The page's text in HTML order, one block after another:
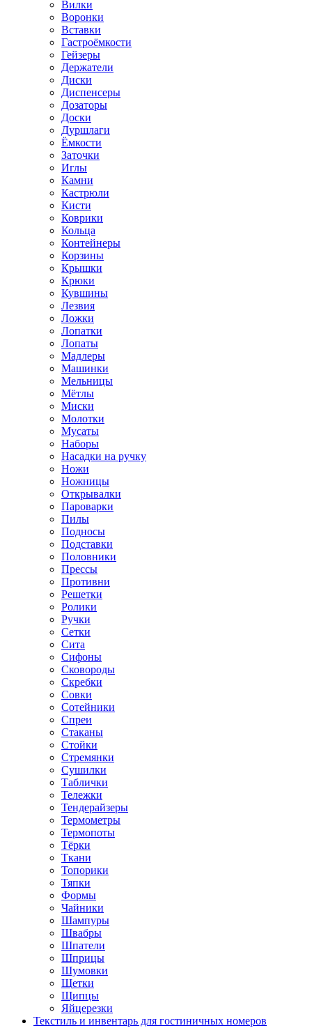
Вилки
Воронки
Вставки
Гастроёмкости
Гейзеры
Держатели
Диски
Диспенсеры
Дозаторы
Доски
Дуршлаги
Ёмкости
Заточки
Иглы
Камни
Кастрюли
Кисти
Коврики
Кольца
Контейнеры
Корзины
Крышки
Крюки
Кувшины
Лезвия
Ложки
Лопатки
Лопаты
Мадлеры
Машинки
Мельницы
Мётлы
Миски
Молотки
Мусаты
Наборы
Насадки на ручку
Ножи
Ножницы
Открывалки
Пароварки
Пилы
Подносы
Подставки
Половники
Прессы
Противни
Решетки
Ролики
Ручки
Сетки
Сита
Сифоны
Сковороды
Скребки
Совки
Сотейники
Спреи
Стаканы
Стойки
Стремянки
Сушилки
Таблички
Тележки
Тендерайзеры
Термометры
Термопоты
Тёрки
Ткани
Топорики
Тяпки
Формы
Чайники
Шампуры
Швабры
Шпатели
Шприцы
Шумовки
Щетки
Щипцы
Яйцерезки
Текстиль и инвентарь для гостиничных номеров